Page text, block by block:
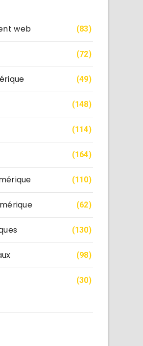
web (83)
(72)
(49)
(148)
(114)
(164)
(110)
(62)
(130)
(98)
(30)